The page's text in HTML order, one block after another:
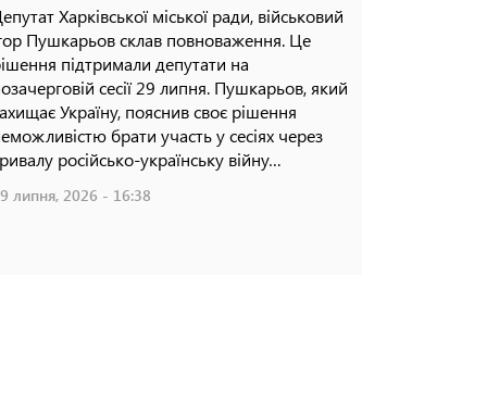
Харківської міської ради, військовий
Пушкарьов склав повноваження. Це
підтримали депутати на
сесії 29 липня. Пушкарьов, який
Україну, пояснив своє рішення
брати участь у сесіях через
російсько-українську війну…
липня, 2026 - 16:38